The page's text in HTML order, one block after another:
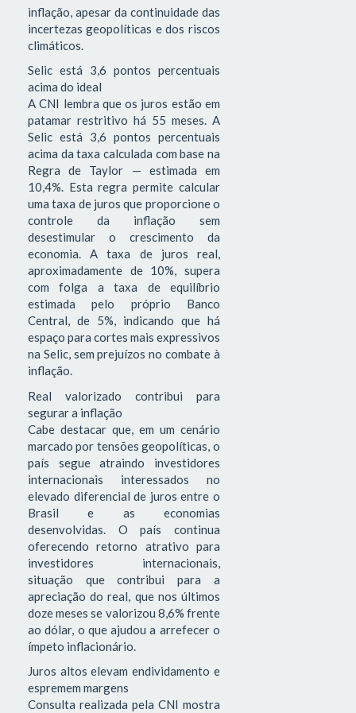
inflação, apesar da continuidade das
incertezas geopolíticas e dos riscos
climáticos.
Selic está 3,6 pontos percentuais
acima do ideal
A CNI lembra que os juros estão em
patamar restritivo há 55 meses. A
Selic está 3,6 pontos percentuais
acima da taxa calculada com base na
Regra de Taylor — estimada em
10,4%. Esta regra permite calcular
uma taxa de juros que proporcione o
controle da inflação sem
desestimular o crescimento da
economia. A taxa de juros real,
aproximadamente de 10%, supera
com folga a taxa de equilíbrio
estimada pelo próprio Banco
Central, de 5%, indicando que há
espaço para cortes mais expressivos
na Selic, sem prejuízos no combate à
inflação.
Real valorizado contribui para
segurar a inflação
Cabe destacar que, em um cenário
marcado por tensões geopolíticas, o
país segue atraindo investidores
internacionais interessados no
elevado diferencial de juros entre o
Brasil e as economias
desenvolvidas. O país continua
oferecendo retorno atrativo para
investidores internacionais,
situação que contribui para a
apreciação do real, que nos últimos
doze meses se valorizou 8,6% frente
ao dólar, o que ajudou a arrefecer o
ímpeto inflacionário.
Juros altos elevam endividamento e
espremem margens
Consulta realizada pela CNI mostra